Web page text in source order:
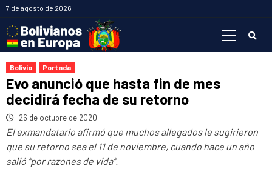
Saltar
contenido
7 de agosto de 2026
Bolivia Portada
Evo anunció que hasta fin de mes
decidirá fecha de su retorno
26 de octubre de 2020
El exmandatario afirmó que muchos allegados le sugirieron
que su retorno sea el 11 de noviembre, cuando hace un año
salió “por razones de vida”.